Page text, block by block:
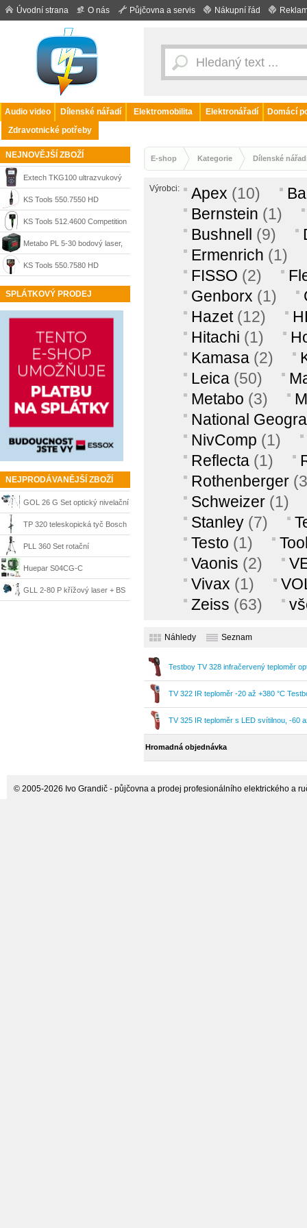
Úvodní strana O nás Půjčovna a servis Nákupní řád
Audio video Dílenské nářadí Elektromobilita Elektronářadí
Domácí
Zdravotnické potřeby
NEJNOVĚJŠÍ ZBOŽÍ
Extech TKG100 ultrazvukový
měřič tloušťky materiálu, 1–508
mm
KS Tools 550.7550 HD
videoskop Ø 3,9 mm s otočnou
kamerou 0°/180°, 1 m
KS Tools 512.4600 Competition
HD videoskop Ø 6,0 mm s HD
kamerou 180° a čelní kamerou
Metabo PL 5-30 bodový laser,
606164000
KS Tools 550.7580 HD
videoskop Ø 3,9 mm s 720°
SPLÁTKOVÝ PRODEJ
NEJPRODÁVANĚJŠÍ ZBOŽÍ
GOL 26 G Set optický nivelační
přístroj + BT 160 + GR 500
Bosch
TP 320 teleskopická tyč Bosch
PLL 360 Set rotační
samonivelační laser + stativ
Bosch
Huepar S04CG-C
samonivelační laser zelený 4x
GLL 2-80 P křížový laser + BS
E-shop Kategorie Dílenské
Výrobci: Apex (10)
Bernstein (1)
Bushnell (9)
Ermenrich (1)
FISSO (2)
Genborx (1)
Hazet (12)
Hitachi (1)
Kamasa (2)
Leica (50)
Metabo (3)
National
NivComp (1)
Reflecta (1)
Rothenberger
Schweizer (1)
Stanley (7)
Testo (1)
Vaonis (2)
Vivax (1)
Zeiss (63)
Náhledy Seznam
Testboy TV 328 infračervený teploměr
TV 322 IR teploměr -20 až +380 °C
TV 325 IR teploměr s LED svítilnou, -60
Hromadná objednávka
© 2005-2026 Ivo Grandič - půjčovna a prodej profesionálního elektrického a